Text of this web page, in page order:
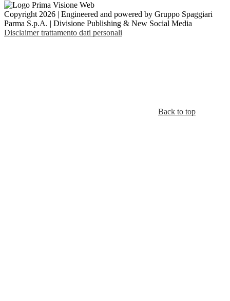
Copyright 2026 | Engineered and powered by Gruppo Spaggiari
Parma S.p.A. | Divisione Publishing & New Social Media
Disclaimer trattamento dati personali
Back to top